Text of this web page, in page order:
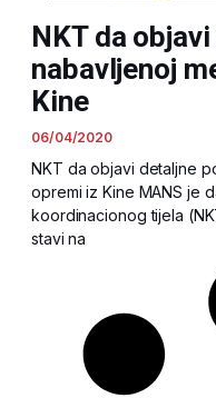
NKT da
nabavljenoj
Kine
06/04/2020
NKT da objavi detaljne
opremi iz Kine MANS je
koordinacionog tijela
stavi na